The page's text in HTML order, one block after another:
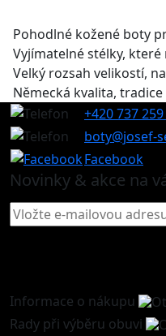
Pohodlné kožené boty
Vyjímatelné stélky,
Velký rozsah velikostí,
Německá kvalita,
+420 737
boty@josef-
Facebook
Novinky & akce na
Informace o nákupu
Rady při výběru obuvi